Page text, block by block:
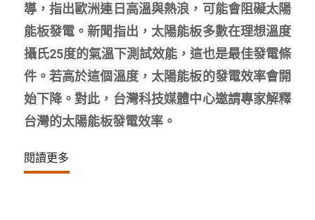
導，指出歐洲連日高溫與熱浪，可能會阻礙太陽
能板發電。新聞指出，太陽能板多數在理想溫度
攝氏25度的氣溫下測試效能，這也是最佳發電條
件。若高於這個溫度，太陽能板的發電效率會開
始下降。對此，台灣科技媒體中心邀請專家解釋
台灣的太陽能板發電效率。
閱讀更多